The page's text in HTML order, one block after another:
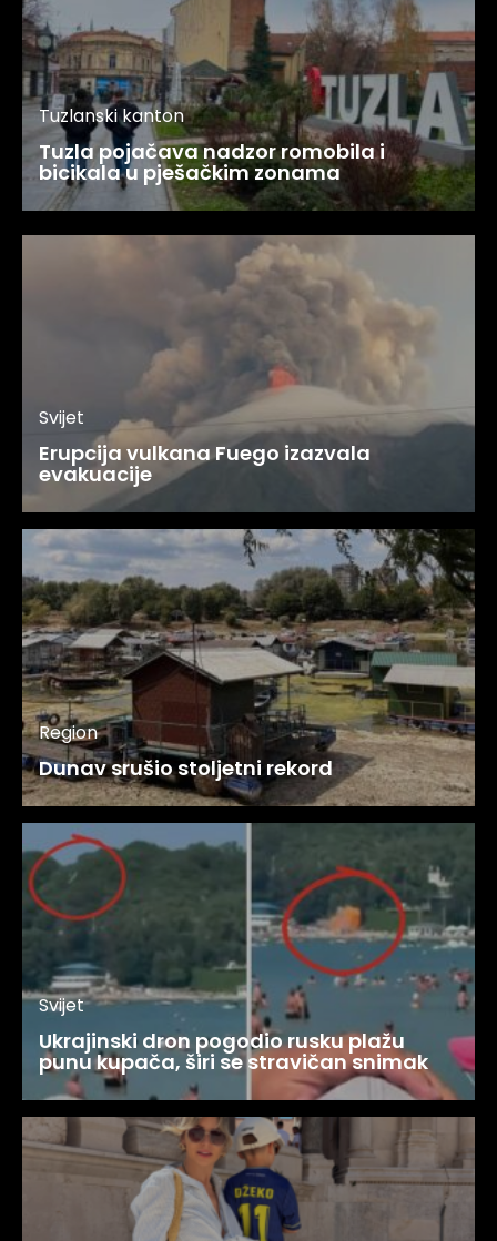
Tuzlanski kanton
Tuzla pojačava nadzor romobila i
bicikala u pješačkim zonama
Svijet
Erupcija vulkana Fuego izazvala
evakuacije
Region
Dunav srušio stoljetni rekord
Svijet
Ukrajinski dron pogodio rusku plažu
punu kupača, širi se stravičan snimak